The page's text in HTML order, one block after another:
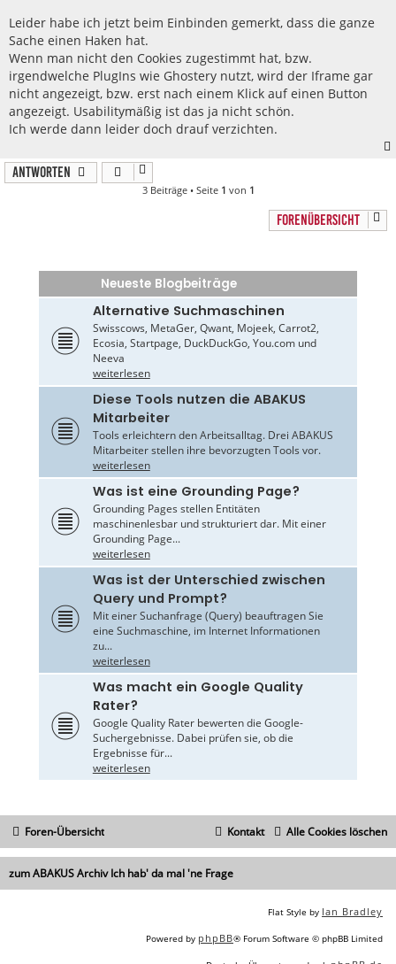
Leider habe ich jetzt beim Einbinden gemerkt, dass die ganze
Sache einen Haken hat.
Wenn man nicht den Cookies zugestimmt hat, bzw.
irgendwelche PlugIns wie Ghostery nutzt, wird der Iframe gar
nicht angezeigt, bzw. erst nach einem Klick auf einen Button
angezeigt. Usabilitymäßig ist das ja nicht schön.
Ich werde dann leider doch drauf verzichten.
Antworten
3 Beiträge • Seite 1 von 1
FORENÜBERSICHT
Neueste Blogbeiträge
Alternative Suchmaschinen
Swisscows, MetaGer, Qwant, Mojeek, Carrot2,
Ecosia, Startpage, DuckDuckGo, You.com und
Neeva
weiterlesen
Diese Tools nutzen die ABAKUS
Mitarbeiter
Tools erleichtern den Arbeitsalltag. Drei ABAKUS
Mitarbeiter stellen ihre bevorzugten Tools vor.
weiterlesen
Was ist eine Grounding Page?
Grounding Pages stellen Entitäten
maschinenlesbar und strukturiert dar. Mit einer
Grounding Page...
weiterlesen
Was ist der Unterschied zwischen
Query und Prompt?
Mit einer Suchanfrage (Query) beauftragen Sie
eine Suchmaschine, im Internet Informationen
zu...
weiterlesen
Was macht ein Google Quality
Rater?
Google Quality Rater bewerten die Google-
Suchergebnisse. Dabei prüfen sie, ob die
Ergebnisse für...
weiterlesen
Foren-Übersicht Alle Cookies löschen
Kontakt
zum ABAKUS Archiv Ich hab' da mal 'ne Frage
Flat Style by Ian Bradley
Powered by phpBB® Forum Software © phpBB Limited